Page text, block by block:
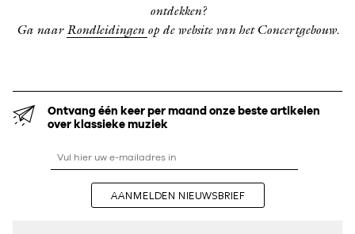
ontdekken?
Ga naarRondleidingen op de website van het Concertgebouw.
Ontvang één keer per maand onze beste artikelen
over klassieke muziek
AANMELDEN NIEUWSBRIEF